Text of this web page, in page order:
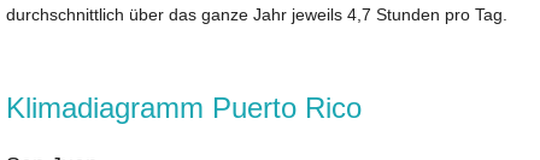
durchschnittlich über das ganze Jahr jeweils 4,7 Stunden pro Tag.
Klimadiagramm Puerto Rico